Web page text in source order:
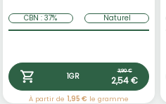
CBN : 37% Naturel
1GR
3,90 €
2,54 €
À partir de 1,95 € le gramme